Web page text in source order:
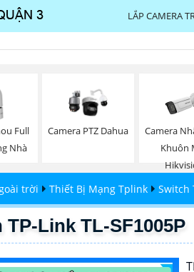
LẮP CAMERA
Full
Nhà
Camera PTZ Dahua
Camera
Khuôn
trời Thiết Bị Mạng Tplink Switch
TP-Link TL-SF1005P